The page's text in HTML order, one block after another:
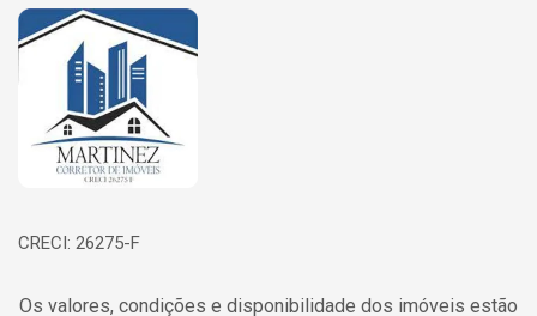
Página inicial
CRECI: 26275-F
Os valores, condições e disponibilidade dos imóveis estão